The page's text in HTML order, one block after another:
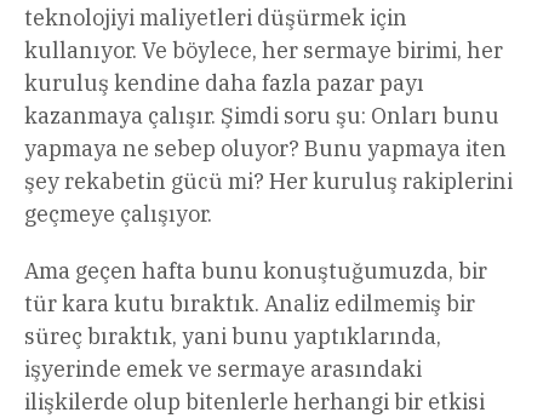
teknolojiyi maliyetleri düşürmek için
kullanıyor. Ve böylece, her sermaye birimi, her
kuruluş kendine daha fazla pazar payı
kazanmaya çalışır. Şimdi soru şu: Onları bunu
yapmaya ne sebep oluyor? Bunu yapmaya iten
şey rekabetin gücü mi? Her kuruluş rakiplerini
geçmeye çalışıyor.
Ama geçen hafta bunu konuştuğumuzda, bir
tür kara kutu bıraktık. Analiz edilmemiş bir
süreç bıraktık, yani bunu yaptıklarında,
işyerinde emek ve sermaye arasındaki
ilişkilerde olup bitenlerle herhangi bir etkisi